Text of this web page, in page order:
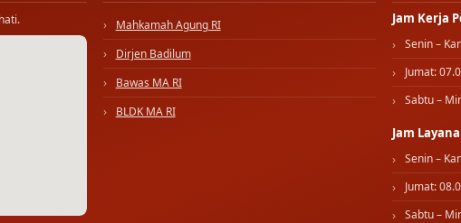
Mahkamah Agung RI
Dirjen Badilum
Bawas MA RI
BLDK MA RI
Jam Kerja
Senin –
Jumat:
Sabtu –
Jam
Senin –
Jumat:
Sabtu –